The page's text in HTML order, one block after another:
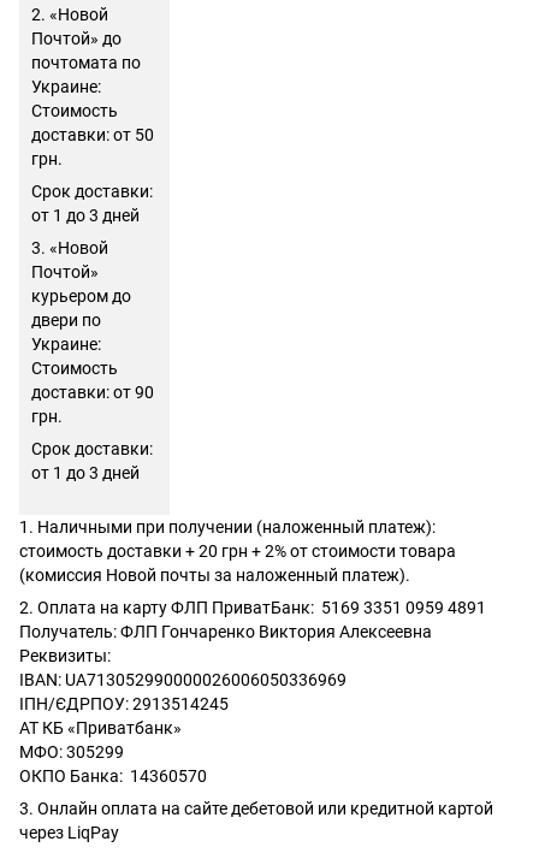
2. «Новой
Почтой» до
почтомата по
Украине:
Стоимость
доставки: от 50
грн.
Срок доставки:
от 1 до 3 дней
3. «Новой
Почтой»
курьером до
двери по
Украине:
Стоимость
доставки: от 90
грн.
Срок доставки:
от 1 до 3 дней
1. Наличными при получении (наложенный платеж):
стоимость доставки + 20 грн + 2% от стоимости товара
(комиссия Новой почты за наложенный платеж).
2. Оплата на карту ФЛП ПриватБанк: 5169 3351 0959 4891
Получатель: ФЛП Гончаренко Виктория Алексеевна
Реквизиты:
IBAN: UA713052990000026006050336969
ІПН/ЄДРПОУ: 2913514245
АТ КБ «Приватбанк»
МФО: 305299
ОКПО Банка: 14360570
3. Онлайн оплата на сайте дебетовой или кредитной картой
через LiqPay